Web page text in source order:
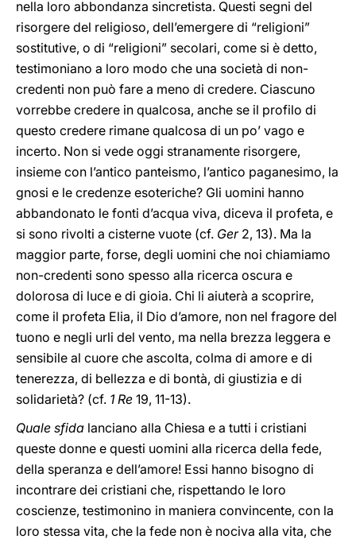
nella loro abbondanza sincretista. Questi segni del
risorgere del religioso, dell’emergere di “religioni”
sostitutive, o di “religioni” secolari, come si è detto,
testimoniano a loro modo che una società di non-
credenti non può fare a meno di credere. Ciascuno
vorrebbe credere in qualcosa, anche se il profilo di
questo credere rimane qualcosa di un po’ vago e
incerto. Non si vede oggi stranamente risorgere,
insieme con l’antico panteismo, l’antico paganesimo, la
gnosi e le credenze esoteriche? Gli uomini hanno
abbandonato le fonti d’acqua viva, diceva il profeta, e
si sono rivolti a cisterne vuote (cf. Ger2, 13). Ma la
maggior parte, forse, degli uomini che noi chiamiamo
non-credenti sono spesso alla ricerca oscura e
dolorosa di luce e di gioia. Chi li aiuterà a scoprire,
come il profeta Elia, il Dio d’amore, non nel fragore del
tuono e negli urli del vento, ma nella brezza leggera e
sensibile al cuore che ascolta, colma di amore e di
tenerezza, di bellezza e di bontà, di giustizia e di
solidarietà? (cf. 1 Re 19, 11-13).
Quale sfida lanciano alla Chiesa e a tutti i cristiani
queste donne e questi uomini alla ricerca della fede,
della speranza e dell’amore! Essi hanno bisogno di
incontrare dei cristiani che, rispettando le loro
coscienze, testimonino in maniera convincente, con la
loro stessa vita, che la fede non è nociva alla vita, che